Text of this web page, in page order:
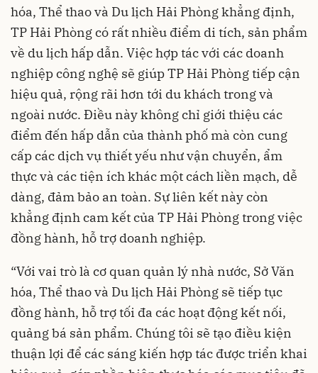
hóa, Thể thao và Du lịch Hải Phòng khẳng định,
TP Hải Phòng có rất nhiều điểm di tích, sản phẩm
về du lịch hấp dẫn. Việc hợp tác với các doanh
nghiệp công nghệ sẽ giúp TP Hải Phòng tiếp cận
hiệu quả, rộng rãi hơn tới du khách trong và
ngoài nước. Điều này không chỉ giới thiệu các
điểm đến hấp dẫn của thành phố mà còn cung
cấp các dịch vụ thiết yếu như vận chuyển, ẩm
thực và các tiện ích khác một cách liền mạch, dễ
dàng, đảm bảo an toàn. Sự liên kết này còn
khẳng định cam kết của TP Hải Phòng trong việc
đồng hành, hỗ trợ doanh nghiệp.
“Với vai trò là cơ quan quản lý nhà nước, Sở Văn
hóa, Thể thao và Du lịch Hải Phòng sẽ tiếp tục
đồng hành, hỗ trợ tối đa các hoạt động kết nối,
quảng bá sản phẩm. Chúng tôi sẽ tạo điều kiện
thuận lợi để các sáng kiến hợp tác được triển khai